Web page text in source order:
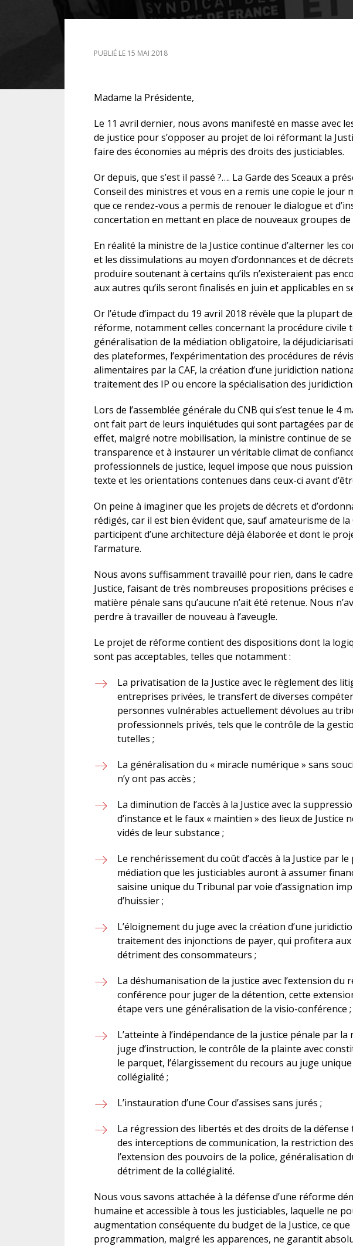
DROIT DES MINEURS
DROIT INTERNATIONAL
PUBLIÉ LE 15 MAI 2018
Madame la Présidente,
Le 11 avril dernier, nous avons manifesté en masse avec
de justice pour s’opposer au projet de loi réformant la
faire des économies au mépris des droits des justiciables.
Or depuis, que s’est il passé ?…. La Garde des Sceaux a
Conseil des ministres et vous en a remis une copie le jour
que ce rendez-vous a permis de renouer le dialogue et
concertation en mettant en place de nouveaux groupes de
En réalité la ministre de la Justice continue d’alterner les
et les dissimulations au moyen d’ordonnances et de
produire soutenant à certains qu’ils n’existeraient pas
aux autres qu’ils seront finalisés en juin et applicables en
Or l’étude d’impact du 19 avril 2018 révèle que la plupart
réforme, notamment celles concernant la procédure civile
généralisation de la médiation obligatoire, la
des plateformes, l’expérimentation des procédures de
alimentaires par la CAF, la création d’une juridiction
traitement des IP ou encore la spécialisation des
Lors de l’assemblée générale du CNB qui s’est tenue le 4
ont fait part de leurs inquiétudes qui sont partagées par
effet, malgré notre mobilisation, la ministre continue de
transparence et à instaurer un véritable climat de
professionnels de justice, lequel impose que nous
texte et les orientations contenues dans ceux-ci avant
On peine à imaginer que les projets de décrets et
rédigés, car il est bien évident que, sauf amateurisme de la
participent d’une architecture déjà élaborée et dont le
l’armature.
Nous avons suffisamment travaillé pour rien, dans le
Justice, faisant de très nombreuses propositions précises
matière pénale sans qu’aucune n’ait été retenue. Nous
perdre à travailler de nouveau à l’aveugle.
Le projet de réforme contient des dispositions dont la
sont pas acceptables, telles que notamment :
La privatisation de la Justice avec le règlement des
entreprises privées, le transfert de diverses
personnes vulnérables actuellement dévolues au
professionnels privés, tels que le contrôle de la
tutelles ;
La généralisation du « miracle numérique » sans
n’y ont pas accès ;
La diminution de l’accès à la Justice avec la
d’instance et le faux « maintien » des lieux de Justice
vidés de leur substance ;
Le renchérissement du coût d’accès à la Justice par
médiation que les justiciables auront à assumer
saisine unique du Tribunal par voie d’assignation
d’huissier ;
L’éloignement du juge avec la création d’une
traitement des injonctions de payer, qui profitera
détriment des consommateurs ;
La déshumanisation de la justice avec l’extension du
conférence pour juger de la détention, cette
étape vers une généralisation de la visio-conférence ;
L’atteinte à l’indépendance de la justice pénale par la
juge d’instruction, le contrôle de la plainte avec
le parquet, l’élargissement du recours au juge
collégialité ;
L’instauration d’une Cour d’assises sans jurés ;
La régression des libertés et des droits de la
des interceptions de communication, la restriction
l’extension des pouvoirs de la police, généralisation
détriment de la collégialité.
Nous vous savons attachée à la défense d’une réforme
humaine et accessible à tous les justiciables, laquelle ne
augmentation conséquente du budget de la Justice, ce
programmation, malgré les apparences, ne garantit